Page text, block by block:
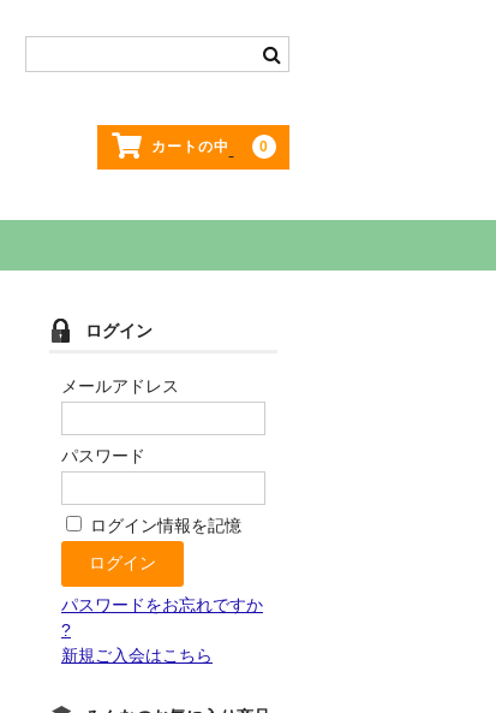
カートの中 0
ログイン
メールアドレス
パスワード
ログイン情報を記憶
パスワードをお忘れですか
?
新規ご入会はこちら